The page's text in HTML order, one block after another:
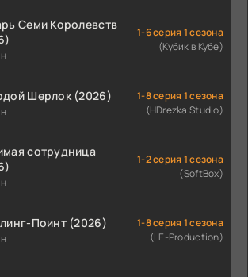
Семи Королевств
1-6 серия 1 сезона
(Кубик в Кубе)
Шерлок (2026)
1-8 серия 1 сезона
(HDrezka Studio)
сотрудница
1-2 серия 1 сезона
(SoftBox)
Поинт (2026)
1-8 серия 1 сезона
(LE-Production)